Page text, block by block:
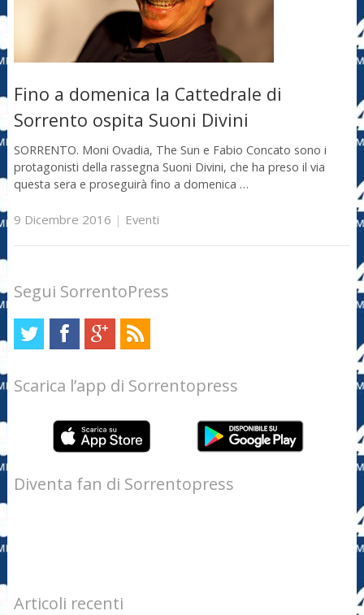
Fino a domenica la Cattedrale di
Sorrento ospita Suoni Divini
SORRENTO. Moni Ovadia, The Sun e Fabio Concato sono i
protagonisti della rassegna Suoni Divini, che ha preso il via
questa sera e proseguirà fino a domenica …
9 Dicembre 2016 | Eventi
Segui SorrentoPress
Scarica l’app di Sorrentopress
Diventa fan di Sorrentopress
Articoli recenti